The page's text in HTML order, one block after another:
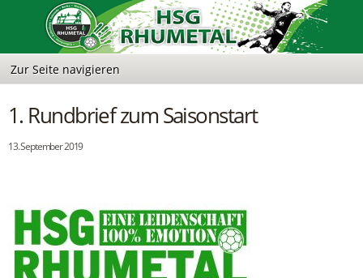
1. Rundbrief zum Saisonstart
13. September 2019